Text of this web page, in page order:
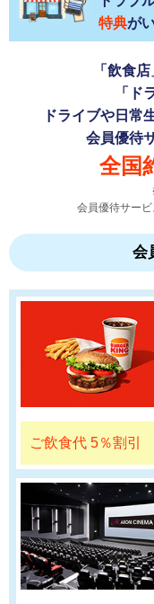
特典が
「飲食
「ド
ドライブや日常
会員優待
全国
会員優待サービ
会
ご飲食代 5％割引